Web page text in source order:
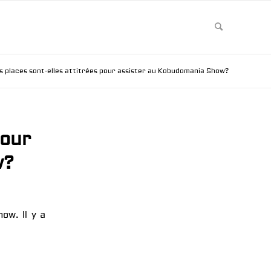
places sont-elles attitrées pour assister au Kobudomania Show?
Il y a